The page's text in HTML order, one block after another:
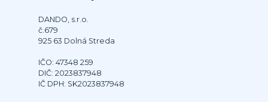
DANDO, s.r.o.
č.679
925 63 Dolná Streda
IČO: 47348 259
DIČ: 2023837948
IČ DPH: SK2023837948